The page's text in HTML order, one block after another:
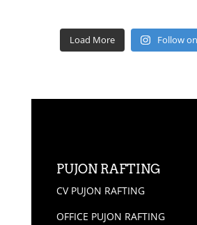
Load More Follow
PUJON RAFTING
CV PUJON RAFTING
OFFICE PUJON RAFTING